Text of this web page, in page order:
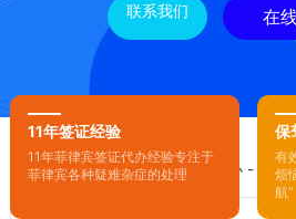
联系我们 在
11年签证经验
11年菲律宾签证代办经验专注于
菲律宾各种疑难杂症的处理
保
有
烦
航”
您的位置：首页-菲律宾签证代办- 正文